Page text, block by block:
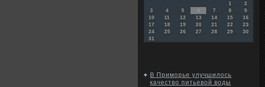
1
2
3
4 5 6 7 8
9
10
11 12 13 14 15
16
17
18 19 20 21 22
23
24
25 26 27 28 29
30
31
В Приморье улучшилось
качество питьевой воды